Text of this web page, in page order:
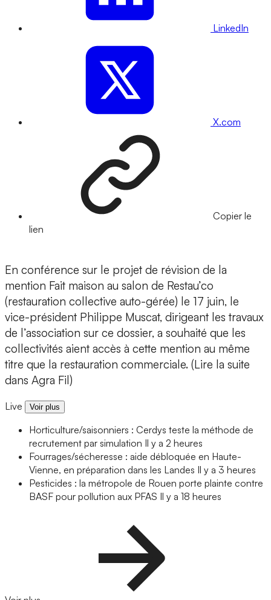
LinkedIn
X.com
Copier le
lien
En conférence sur le projet de révision de la
mention Fait maison au salon de Restau’co
(restauration collective auto-gérée) le 17 juin, le
vice-président Philippe Muscat, dirigeant les travaux
de l’association sur ce dossier, a souhaité que les
collectivités aient accès à cette mention au même
titre que la restauration commerciale. (Lire la suite
dans Agra Fil)
Live Voir plus
Horticulture/saisonniers : Cerdys teste la méthode de
recrutement par simulation Il y a 2 heures
Fourrages/sécheresse : aide débloquée en Haute-
Vienne, en préparation dans les Landes Il y a 3 heures
Pesticides : la métropole de Rouen porte plainte contre
BASF pour pollution aux PFAS Il y a 18 heures